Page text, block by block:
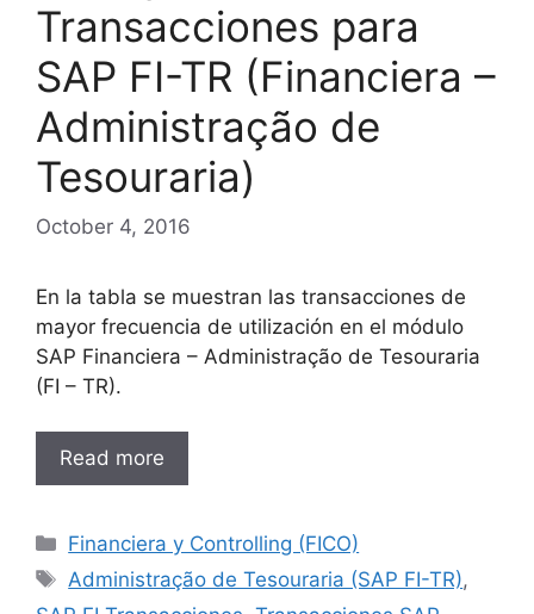
Transacciones para
SAP FI-TR (Financiera –
Administração de
Tesouraria)
October 4, 2016
En la tabla se muestran las transacciones de
mayor frecuencia de utilización en el módulo
SAP Financiera – Administração de Tesouraria
(FI – TR).
Read more
Categories
Financiera y Controlling (FICO)
Tags
Administração de Tesouraria (SAP FI-TR),